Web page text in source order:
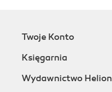
Twoje Konto
Księgarnia
Wydawnictwo Helion